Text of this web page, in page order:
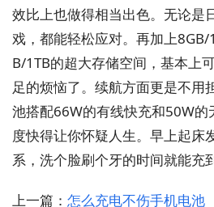
效比上也做得相当出色。无论是
戏，都能轻松应对。再加上
B/1TB的超大存储空间，基本上
足的烦恼了。续航方面更是不
池搭配66W的有线快充和50W的
度快得让你怀疑人生。早上起床
系，洗个脸刷个牙的时间就能充
上一篇： 怎么充电不伤手机电池